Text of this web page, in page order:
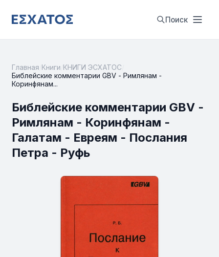
Поиск
Главная Книги КНИГИ ЭСХАТОС
Библейские комментарии GBV - Римлянам -
Коринфянам...
Библейские комментарии GBV -
Римлянам - Коринфянам -
Галатам - Евреям - Послания
Петра - Руфь